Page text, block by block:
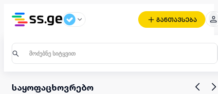
განთავსება
საყოფაცხოვრებო